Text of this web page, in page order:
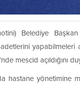
Belediye Başkan
yapabilmeleri
mescid açıldığını
hastane yönetimine